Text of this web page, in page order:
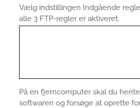
Vælg indstillingen Indgående
alle 3 FTP-regler er aktiveret.
På en fjerncomputer skal du
softwaren og forsøge at oprette